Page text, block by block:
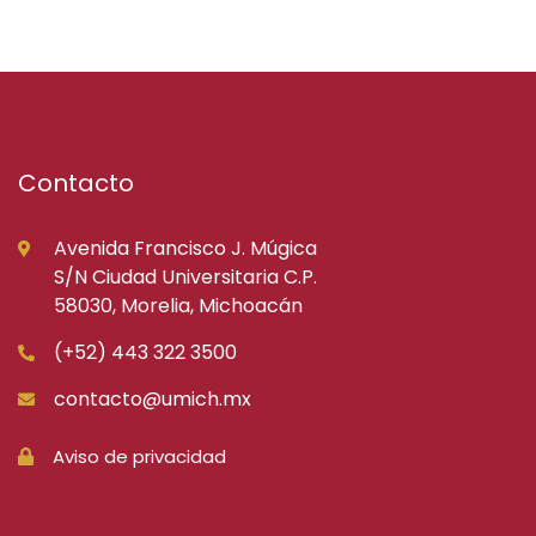
Contacto
Avenida Francisco J. Múgica
S/N Ciudad Universitaria C.P.
58030, Morelia, Michoacán
(+52) 443 322 3500
contacto@umich.mx
Aviso de privacidad